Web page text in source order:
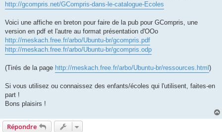
http://gcompris.net/GCompris-dans-le-catalogue-Ecoles
Voici une affiche en breton pour faire de la pub pour GCompris, une
version en pdf et l'autre au format présentation d'OOo
http://meskach.free.fr/arbo/Ubuntu-br/gcompris.pdf
http://meskach.free.fr/arbo/Ubuntu-br/gcompris.odp
(Tirés de la page http://meskach.free.fr/arbo/Ubuntu-br/ressources.html )
Si vous utilisez ou connaissez des enfants/écoles qui l'utilisent, faites-en
part !
Bons plaisirs !
Répondre